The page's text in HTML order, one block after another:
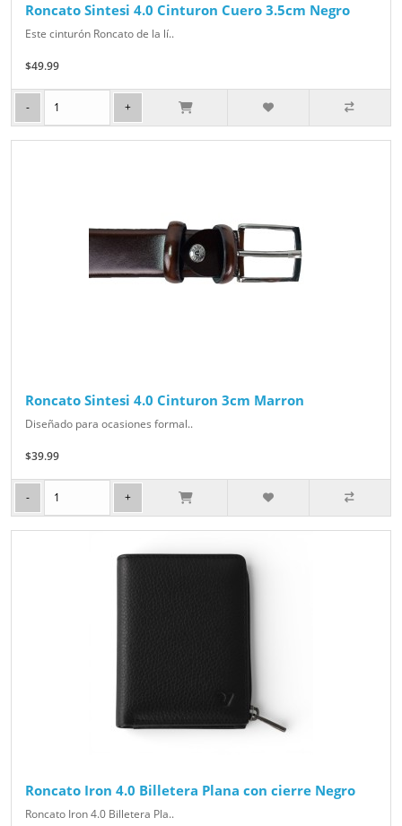
Roncato Sintesi 4.0 Cinturon Cuero 3.5cm Negro
Este cinturón Roncato de la lí..
$49.99
Roncato Sintesi 4.0 Cinturon 3cm Marron
Diseñado para ocasiones formal..
$39.99
Roncato Iron 4.0 Billetera Plana con cierre Negro
Roncato Iron 4.0 Billetera Pla..